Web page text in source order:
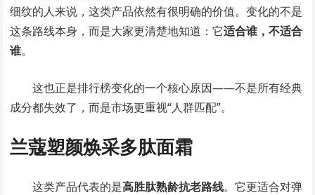
细纹的人来说，这类产品依然有很明确的价值。变化的不是
这条路线本身，而是大家更清楚地知道：它适合谁，不适合
谁。
这也正是排行榜变化的一个核心原因——不是所有经典
成分都失效了，而是市场更重视“人群匹配”。
兰蔻塑颜焕采多肽面霜
这类产品代表的是高胜肽熟龄抗老路线。它更适合对弹